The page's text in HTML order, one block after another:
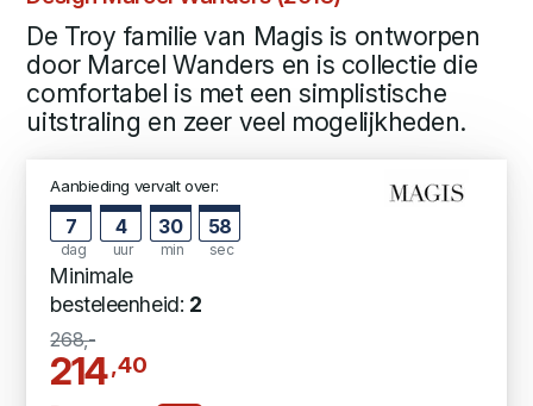
De Troy familie van Magis is ontworpen
door Marcel Wanders en is collectie die
comfortabel is met een simplistische
uitstraling en zeer veel mogelijkheden.
Aanbieding vervalt over:
7
dag
4
uur
30
min
57
sec
Minimale
besteleenheid: 2
268,-
214,40